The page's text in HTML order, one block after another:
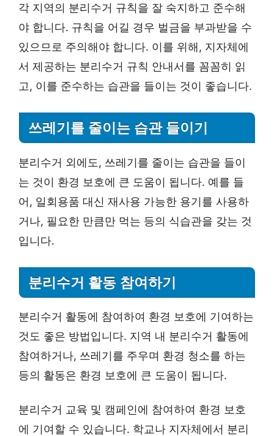
각 지역의 분리수거 규칙을 잘 숙지하고 준수해
야 합니다. 규칙을 어길 경우 벌금을 부과받을 수
있으므로 주의해야 합니다. 이를 위해, 지자체에
서 제공하는 분리수거 규칙 안내서를 꼼꼼히 읽
고, 이를 준수하는 습관을 들이는 것이 좋습니다.
쓰레기를 줄이는 습관 들이기
분리수거 외에도, 쓰레기를 줄이는 습관을 들이
는 것이 환경 보호에 큰 도움이 됩니다. 예를 들
어, 일회용품 대신 재사용 가능한 용기를 사용하
거나, 필요한 만큼만 먹는 등의 식습관을 갖는 것
입니다.
분리수거 활동 참여하기
분리수거 활동에 참여하여 환경 보호에 기여하는
것도 좋은 방법입니다. 지역 내 분리수거 활동에
참여하거나, 쓰레기를 주우며 환경 청소를 하는
등의 활동은 환경 보호에 큰 도움이 됩니다.
분리수거 교육 및 캠페인에 참여하여 환경 보호
에 기여할 수 있습니다. 학교나 지자체에서 분리